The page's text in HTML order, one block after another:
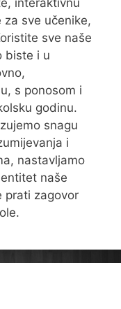
interaktivnu
sve učenike,
sve naše
biste i u
s ponosom i
godinu.
snagu
i
nastavljamo
naše
prati zagovor